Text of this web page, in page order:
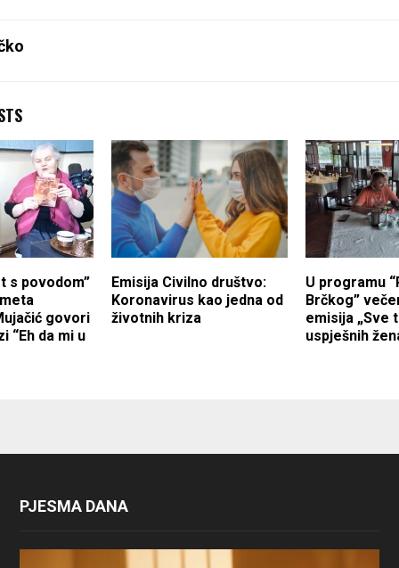
s povodom”
govori
“Eh da mi u
Emisija Civilno društvo:
Koronavirus kao jedna od
životnih kriza
U programu
Brčkog”
emisija „Sve
uspješnih
PJESMA DANA